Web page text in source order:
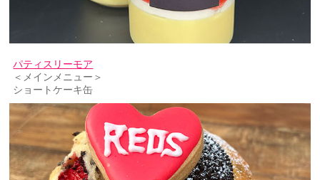
パティスリーモア
＜メインメニュー＞
ショートケーキ缶